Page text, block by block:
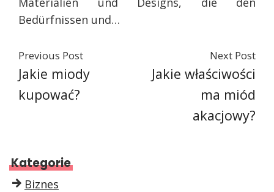
Bedürfnissen und…
Previous Post
Jakie miody
kupować?
Next Post
Jakie właściwości
ma miód
akacjowy?
Kategorie
Biznes